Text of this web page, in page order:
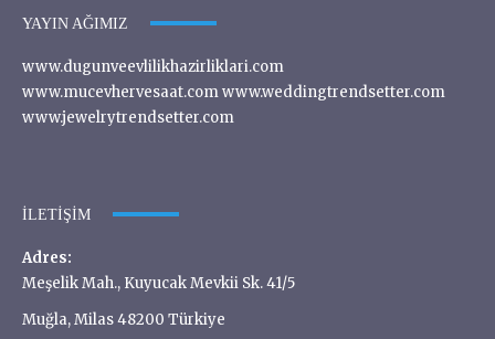
YAYIN AĞIMIZ
www.dugunveevlilikhazirliklari.com
www.mucevhervesaat.com www.weddingtrendsetter.com
www.jewelrytrendsetter.com
İLETIŞIM
Adres:
Meşelik Mah., Kuyucak Mevkii Sk. 41/5
Muğla, Milas 48200 Türkiye